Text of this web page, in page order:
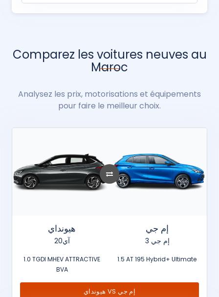
Comparez les voitures neuves au
Maroc
Analysez les prix, motorisations et équipements
pour faire le meilleur choix.
هيونداي
آي20
1.0 TGDI MHEV ATTRACTIVE
BVA
إم جي
إم جي 3
1.5 AT 195 Hybrid+ Ultimate
هيونداي VS إم جي